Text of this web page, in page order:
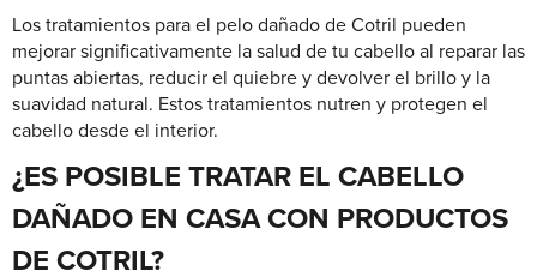
Los tratamientos para el pelo dañado de Cotril pueden
mejorar significativamente la salud de tu cabello al reparar las
puntas abiertas, reducir el quiebre y devolver el brillo y la
suavidad natural. Estos tratamientos nutren y protegen el
cabello desde el interior.
¿ES POSIBLE TRATAR EL CABELLO
DAÑADO EN CASA CON PRODUCTOS
DE COTRIL?